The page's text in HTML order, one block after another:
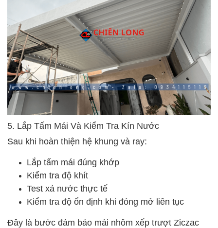
5. Lắp Tấm Mái Và Kiểm Tra Kín Nước
Sau khi hoàn thiện hệ khung và ray:
Lắp tấm mái đúng khớp
Kiểm tra độ khít
Test xả nước thực tế
Kiểm tra độ ổn định khi đóng mở liên tục
Đây là bước đảm bảo mái nhôm xếp trượt Ziczac